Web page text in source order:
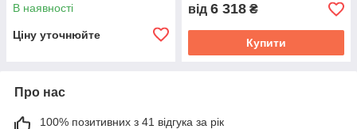
В наявності
Ціну уточнюйте
від 6 318 ₴
Купити
Про нас
100% позитивних з 41 відгука за рік